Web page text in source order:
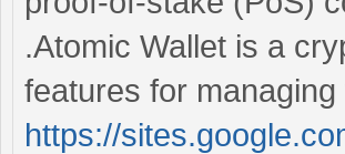
.Atomic Wallet is a
features for
https://